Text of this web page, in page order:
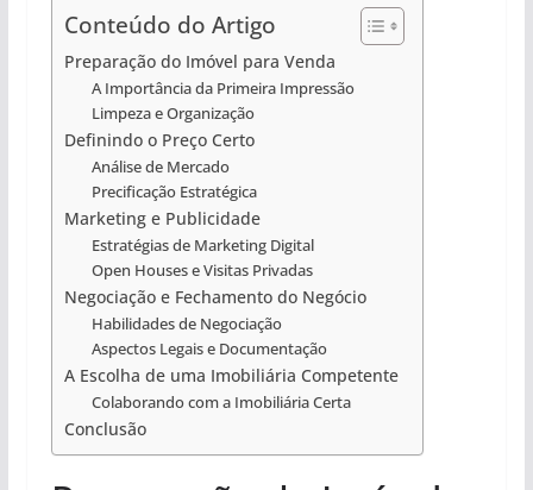
Conteúdo do Artigo
Preparação do Imóvel para Venda
A Importância da Primeira Impressão
Limpeza e Organização
Definindo o Preço Certo
Análise de Mercado
Precificação Estratégica
Marketing e Publicidade
Estratégias de Marketing Digital
Open Houses e Visitas Privadas
Negociação e Fechamento do Negócio
Habilidades de Negociação
Aspectos Legais e Documentação
A Escolha de uma Imobiliária Competente
Colaborando com a Imobiliária Certa
Conclusão